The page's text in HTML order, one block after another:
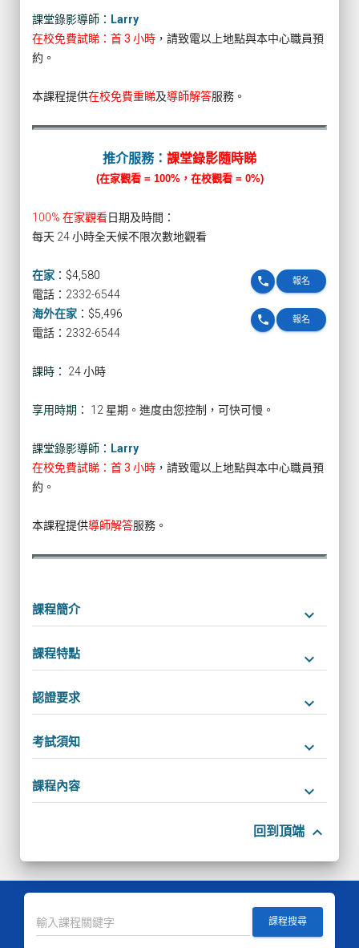
課堂錄影導師： Larry
在校免費試睇：首 3 小時 ，請致電以上地點與本中心職員預
約。
本課程提供在校免費重睇及導師解答服務。
推介服務： 課堂錄影隨時睇
(在家觀看 = 100%，在校觀看 = 0%)
100% 在家觀看日期及時間：
每天 24 小時全天候不限次數地觀看
在家 ： $4,580 報名
phone
電話：2332-6544
海外在家 ： $5,496 報名
phone
電話：2332-6544
課時： 24 小時
享用時期： 12 星期。進度由您控制，可快可慢。
課堂錄影導師： Larry
在校免費試睇：首 3 小時 ，請致電以上地點與本中心職員預
約。
本課程提供導師解答服務。
課程簡介 keyboard_arrow_down
課程特點 keyboard_arrow_down
認證要求 keyboard_arrow_down
考試須知 keyboard_arrow_down
課程內容 keyboard_arrow_down
回到頂端 keyboard_arrow_up
課程搜尋